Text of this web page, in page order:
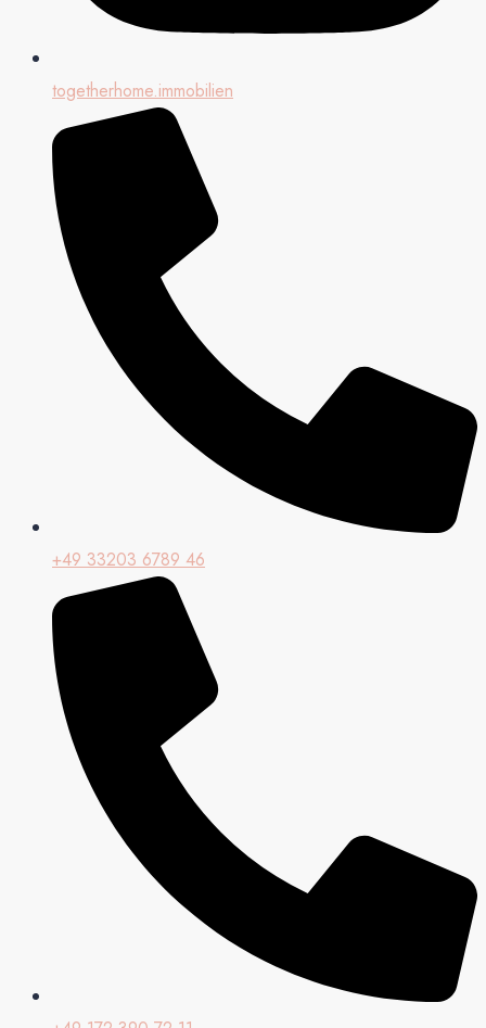
togetherhome.immobilien
+49 33203 6789 46